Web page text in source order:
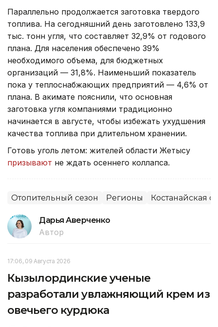
Параллельно продолжается заготовка твердого
топлива. На сегодняшний день заготовлено 133,9
тыс. тонн угля, что составляет 32,9% от годового
плана. Для населения обеспечено 39%
необходимого объема, для бюджетных
организаций — 31,8%. Наименьший показатель
пока у теплоснабжающих предприятий — 4,6% от
плана. В акимате пояснили, что основная
заготовка угля компаниями традиционно
начинается в августе, чтобы избежать ухудшения
качества топлива при длительном хранении.
Готовь уголь летом: жителей области Жетысу
призывают не ждать осеннего коллапса.
Отопительный сезон Регионы Костанайская
Дарья Аверченко
Автор
17:06, 09 Августа 2026
Кызылординские ученые
разработали увлажняющий крем из
овечьего курдюка